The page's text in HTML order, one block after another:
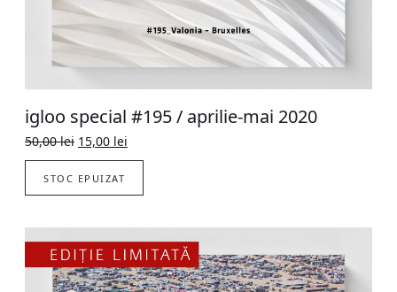
igloo special #195 / aprilie-mai 2020
50,00lei Original
price
was:
50,00 lei.
15,00 lei
price
15,00 lei.
STOC EPUIZAT